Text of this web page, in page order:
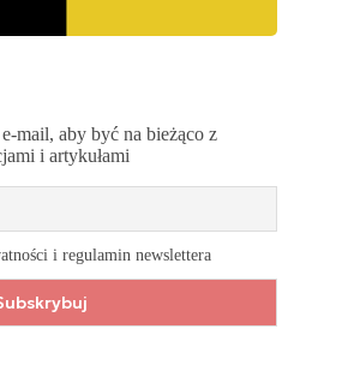
mail, aby być na bieżąco z
i artykułami
i regulamin newslettera